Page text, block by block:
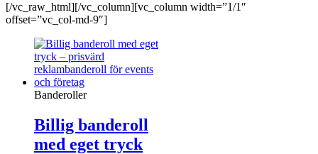
[/vc_raw_html][/vc_column][vc_column width=”1/1″
offset=”vc_col-md-9″]
Banderoller
Billig banderoll
med eget tryck